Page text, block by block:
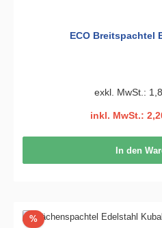
ECO Breitspachtel
exkl. MwSt.:
inkl. MwSt.:
In den
%Rabatt